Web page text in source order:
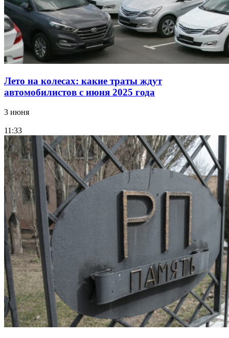
Лето на колесах: какие траты ждут
автомобилистов с июня 2025 года
3 июня
11:33